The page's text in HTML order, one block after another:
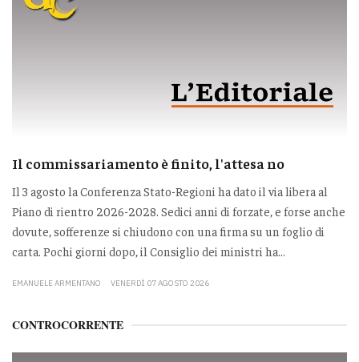
Il commissariamento è finito, l'attesa no
Il 3 agosto la Conferenza Stato-Regioni ha dato il via libera al
Piano di rientro 2026-2028. Sedici anni di forzate, e forse anche
dovute, sofferenze si chiudono con una firma su un foglio di
carta. Pochi giorni dopo, il Consiglio dei ministri ha...
EMANUELE ARMENTANO VENERDÌ 07 AGOSTO 2026
CONTROCORRENTE